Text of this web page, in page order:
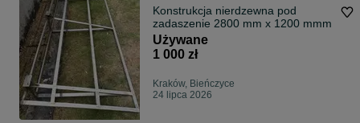
Konstrukcja nierdzewna pod
zadaszenie 2800 mm x 1200 mmm
Używane
1 000 zł
Kraków, Bieńczyce
24 lipca 2026